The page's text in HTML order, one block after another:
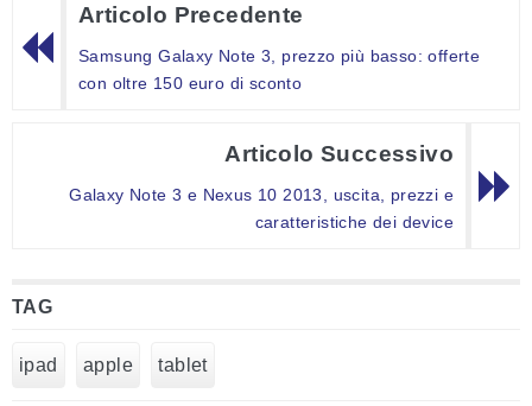
Articolo Precedente
Samsung Galaxy Note 3, prezzo più basso: offerte
con oltre 150 euro di sconto
Articolo Successivo
Galaxy Note 3 e Nexus 10 2013, uscita, prezzi e
caratteristiche dei device
TAG
ipad apple tablet